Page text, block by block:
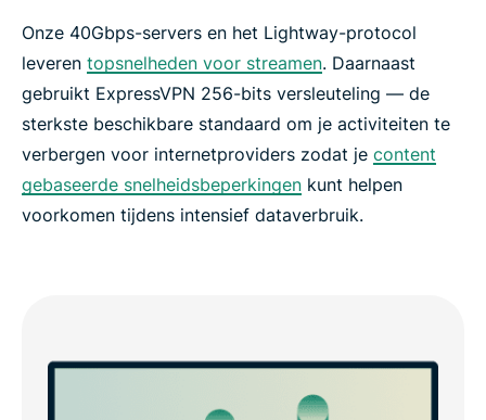
Onze 40Gbps-servers en het Lightway-protocol
leveren topsnelheden voor streamen. Daarnaast
gebruikt ExpressVPN 256-bits versleuteling — de
sterkste beschikbare standaard om je activiteiten te
verbergen voor internetproviders zodat je content
gebaseerde snelheidsbeperkingen kunt helpen
voorkomen tijdens intensief dataverbruik.